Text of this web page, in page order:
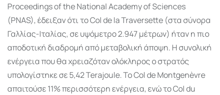
Proceedings of the National Academy of Sciences
(PNAS), έδειξαν ότι το Col de la Traversette (στα σύνορα
Γαλλίας-Ιταλίας, σε υψόμετρο 2.947 μέτρων) ήταν η πιο
αποδοτική διαδρομή από μεταβολική άποψη. Η συνολική
ενέργεια που θα χρειαζόταν ολόκληρος ο στρατός
υπολογίστηκε σε 5,42 Terajoule. Το Col de Montgenèvre
απαιτούσε 11% περισσότερη ενέργεια, ενώ το Col du